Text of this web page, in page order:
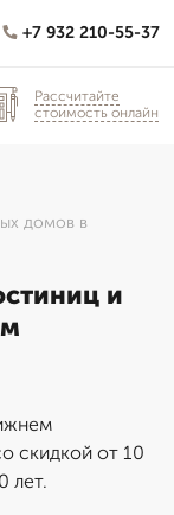
+7 932 210-55-37
Рассчитайте
стоимость онлайн
домов в
и
скидкой от 10
лет.